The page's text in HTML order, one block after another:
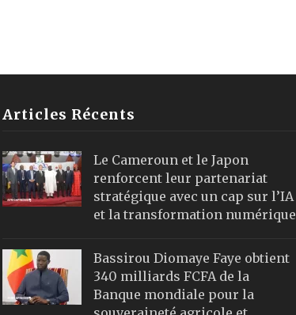
Articles Récents
Le Cameroun et le Japon
renforcent leur partenariat
stratégique avec un cap sur l’IA
et la transformation numérique
Bassirou Diomaye Faye obtient
340 milliards FCFA de la
Banque mondiale pour la